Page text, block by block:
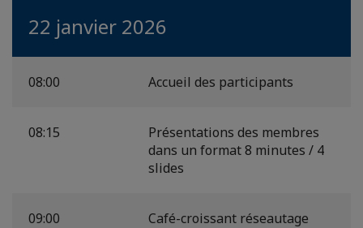
22 janvier 2026
08:00 Accueil des participants
08:15
Présentations des membres
dans un format 8 minutes / 4
slides
09:00 Café-croissant réseautage